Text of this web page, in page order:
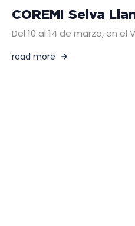
COREMI Selva
Del 10 al 14 de marzo, en
read more